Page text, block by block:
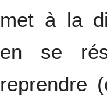
met à la
en se
reprendre